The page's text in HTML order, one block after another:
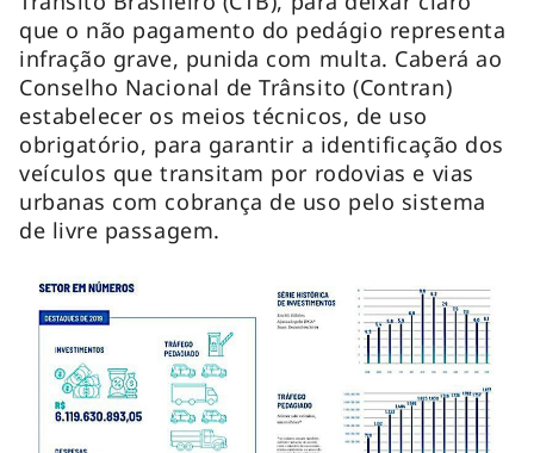
que o não pagamento do pedágio representa
infração grave, punida com multa. Caberá ao
Conselho Nacional de Trânsito (Contran)
estabelecer os meios técnicos, de uso
obrigatório, para garantir a identificação dos
veículos que transitam por rodovias e vias
urbanas com cobrança de uso pelo sistema
de livre passagem.